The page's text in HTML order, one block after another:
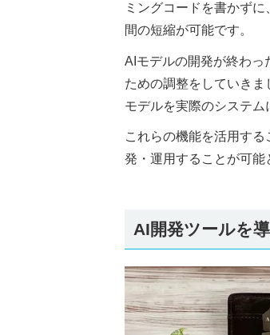
ミングコードを書かず
間の短縮が可能です。
AIモデルの開発が終わっ
ための調整をしていきま
モデルを実際のシステム
これらの機能を活用する
発・運用することが可能
AI開発ツールを